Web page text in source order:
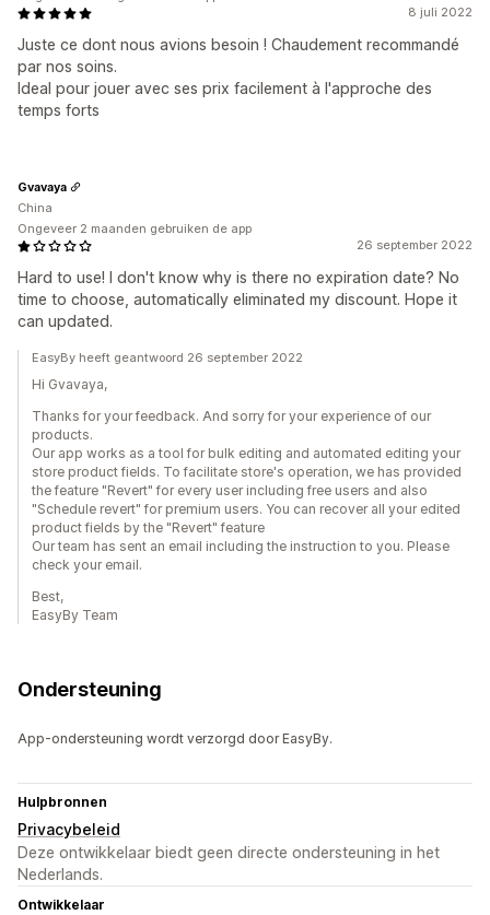
8 juli 2022
Juste ce dont nous avions besoin ! Chaudement recommandé
par nos soins.
Ideal pour jouer avec ses prix facilement à l'approche des
temps forts
26 september 2022
Hard to use! I don't know why is there no expiration date? No
time to choose, automatically eliminated my discount. Hope it
can updated.
Gvavaya
China
Ongeveer 2 maanden gebruiken de app
EasyBy heeft geantwoord 26 september 2022
Hi Gvavaya,
Thanks for your feedback. And sorry for your experience of our
products.
Our app works as a tool for bulk editing and automated editing your
store product fields. To facilitate store's operation, we has provided
the feature "Revert" for every user including free users and also
"Schedule revert" for premium users. You can recover all your edited
product fields by the "Revert" feature
Our team has sent an email including the instruction to you. Please
check your email.
Best,
EasyBy Team
Ondersteuning
App-ondersteuning wordt verzorgd door EasyBy.
Hulpbronnen
Privacybeleid
Deze ontwikkelaar biedt geen directe ondersteuning in het
Nederlands.
Ontwikkelaar